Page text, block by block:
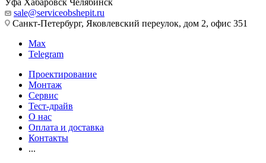
Уфа Хабаровск Челябинск
sale@serviceobshepit.ru
Санкт-Петербург, Яковлевский переулок, дом 2, офис 351
Max
Telegram
Проектирование
Монтаж
Сервис
Тест-драйв
О нас
Оплата и доставка
Контакты
...